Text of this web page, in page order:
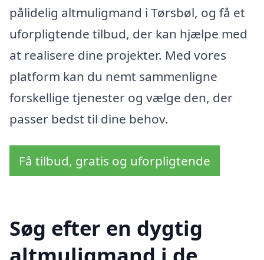
pålidelig altmuligmand i Tørsbøl, og få et
uforpligtende tilbud, der kan hjælpe med
at realisere dine projekter. Med vores
platform kan du nemt sammenligne
forskellige tjenester og vælge den, der
passer bedst til dine behov.
Få tilbud, gratis og uforpligtende
Søg efter en dygtig